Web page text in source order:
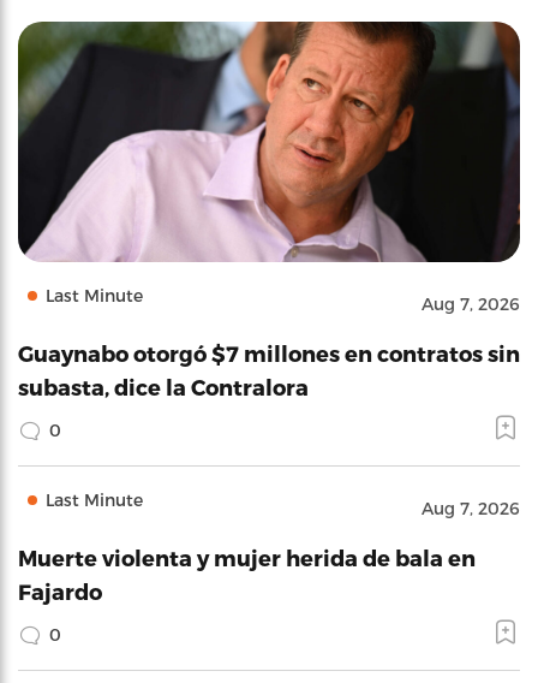
Last Minute Aug 7, 2026
Guaynabo otorgó $7 millones en contratos sin
subasta, dice la Contralora
0
Last Minute Aug 7, 2026
Muerte violenta y mujer herida de bala en
Fajardo
0